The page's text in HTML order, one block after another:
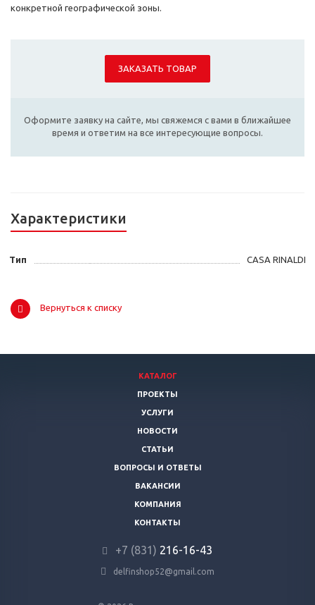
конкретной географической зоны.
ЗАКАЗАТЬ ТОВАР
Оформите заявку на сайте, мы свяжемся с вами в ближайшее
время и ответим на все интересующие вопросы.
Характеристики
Тип СASA RINALDI
Вернуться к списку
КАТАЛОГ
ПРОЕКТЫ
УСЛУГИ
НОВОСТИ
СТАТЬИ
ВОПРОСЫ И ОТВЕТЫ
ВАКАНСИИ
КОМПАНИЯ
КОНТАКТЫ
+7 (831) 216-16-43
delfinshop52@gmail.com